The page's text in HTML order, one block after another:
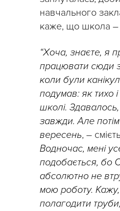
навчального
каже, що школа –
“Хоча, знаєте, я
працювати сюди
коли були
подумав: як тихо
школі.
завжди. Але
вересень, –
Водночас, мені
подобається, бо
абсолютно не
мою роботу.
полагодити